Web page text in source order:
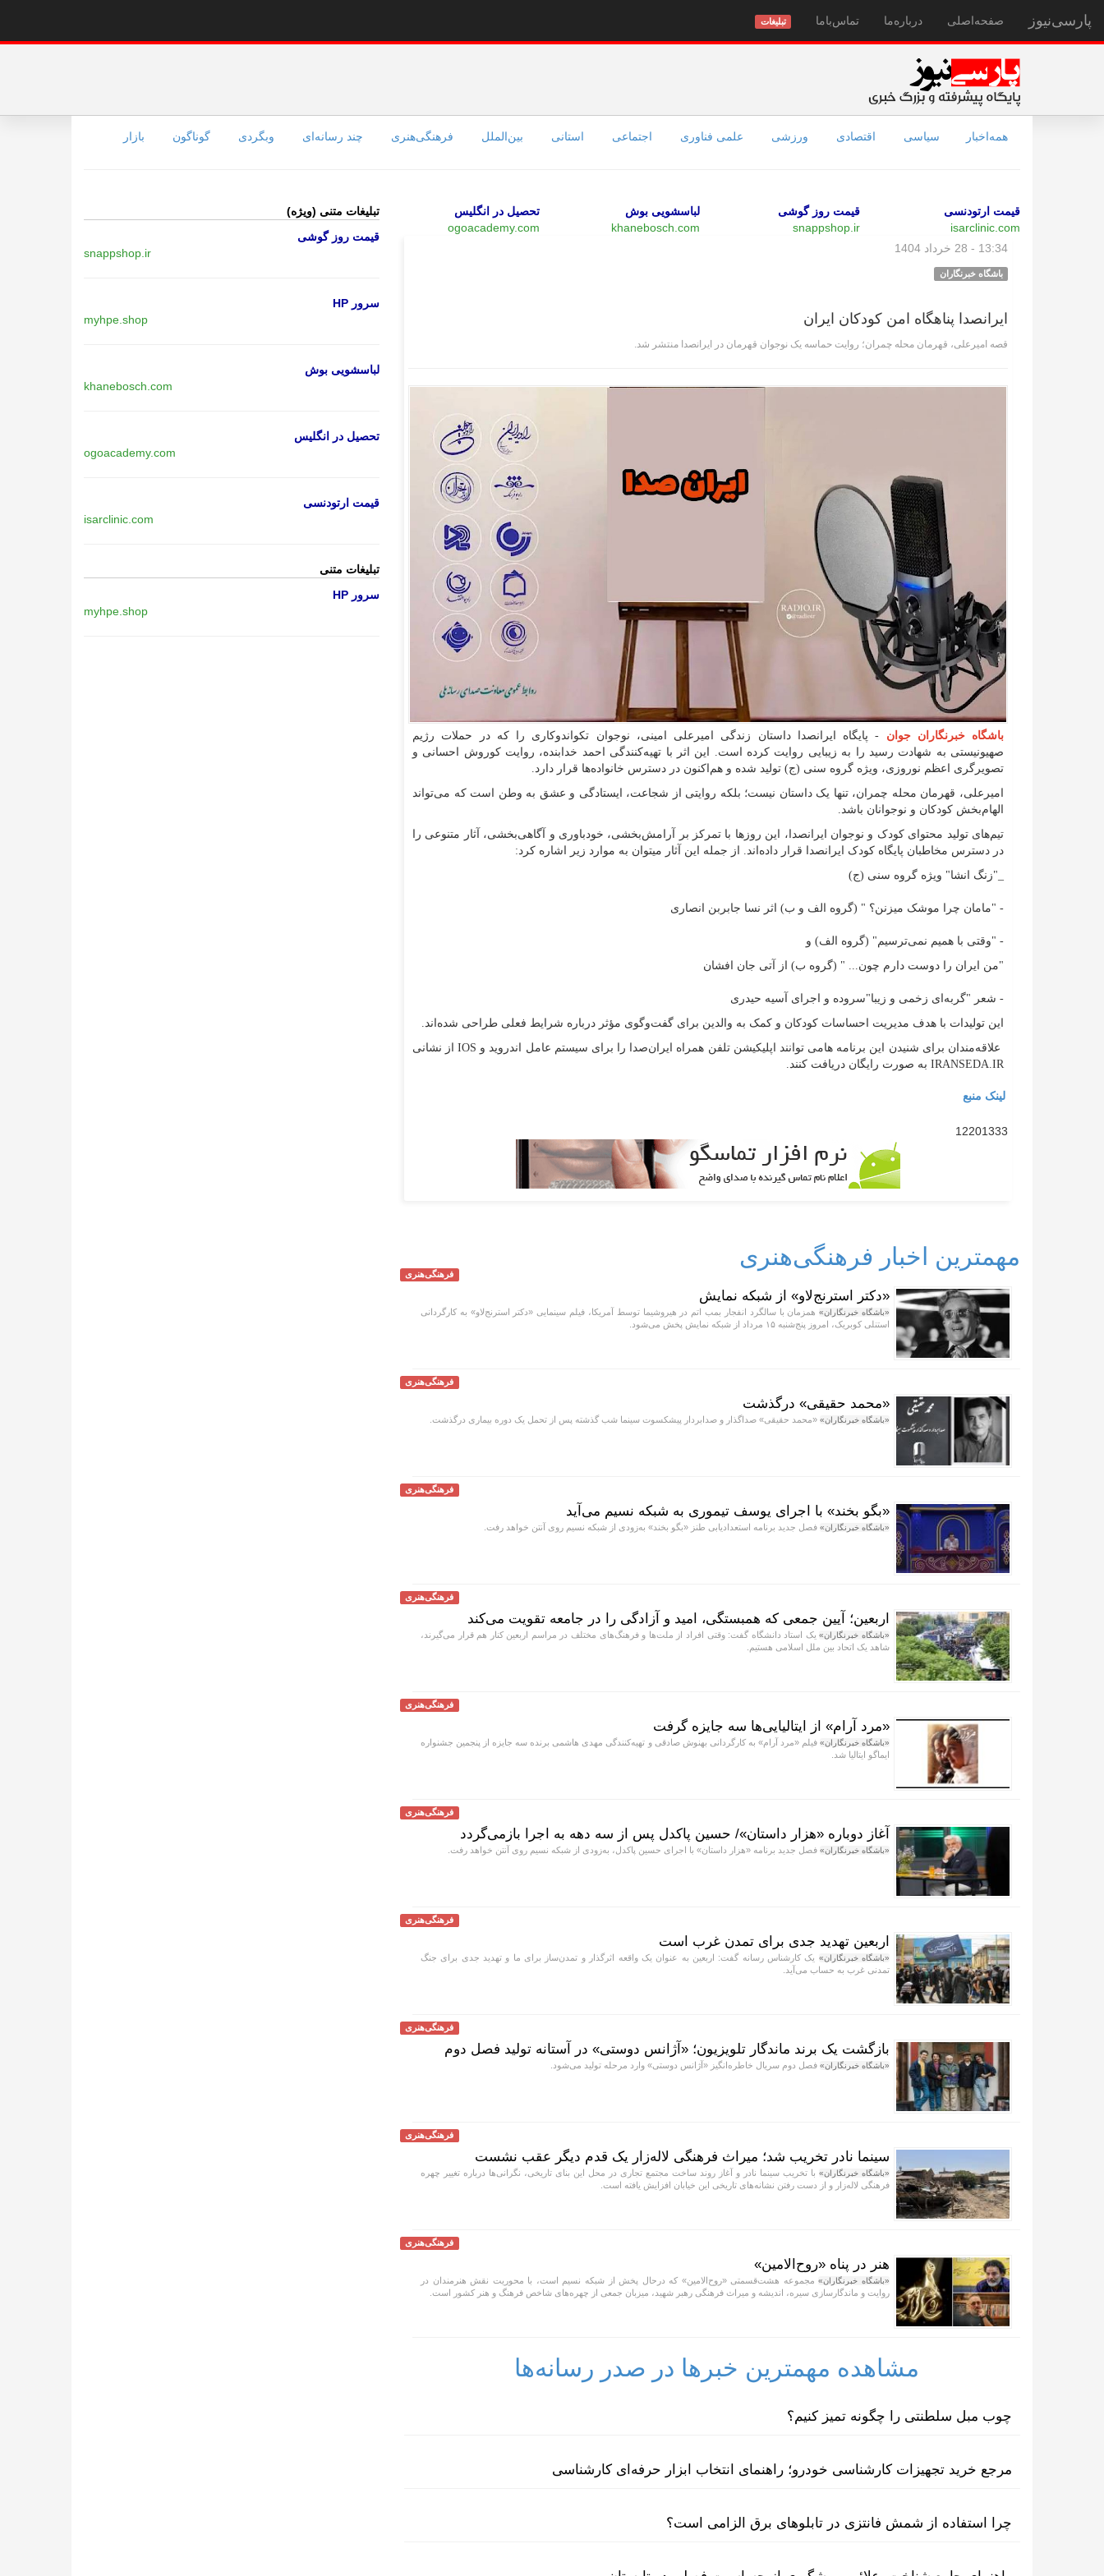
پارسی‌نیوز صفحه‌اصلی درباره‌ما تماس‌با‌ما تبلیغات
همه‌اخبار سیاسی اقتصادی ورزشی علمی فناوری اجتماعی استانی بین‌الملل فرهنگی‌هنری چند رسانه‌ای وبگردی گوناگون بازار
قیمت ارتودنسی
isarclinic.com
قیمت روز گوشی
snappshop.ir
لباسشویی بوش
khanebosch.com
تحصیل در انگلیس
ogoacademy.com
13:34 - 28 خرداد 1404
باشگاه خبرنگاران
ایرانصدا پناهگاه امن کودکان ایران
قصه امیرعلی، قهرمان محله چمران؛ روایت حماسه یک نوجوان قهرمان در ایرانصدا منتشر شد.
باشگاه خبرنگاران جوان - پایگاه ایرانصدا داستان زندگی امیرعلی امینی، نوجوان تکواندوکاری را که در حملات رژیم
صهیونیستی به شهادت رسید را به زیبایی روایت کرده است. این اثر با تهیه‌کنندگی احمد خدابنده، روایت کوروش احسانی و
تصویرگری اعظم نوروزی، ویژه گروه سنی (ج) تولید شده و هم‌اکنون در دسترس خانواده‌ها قرار دارد.
امیرعلی، قهرمان محله چمران، تنها یک داستان نیست؛ بلکه روایتی از شجاعت، ایستادگی و عشق به وطن است که می‌تواند
الهام‌بخش کودکان و نوجوانان باشد.
تیم‌های تولید محتوای کودک و نوجوان ایرانصدا، این روز‌ها با تمرکز بر آرامش‌بخشی، خودباوری و آگاهی‌بخشی، آثار متنوعی را
در دسترس مخاطبان پایگاه کودک ایرانصدا قرار داده‌اند. از جمله این آثار میتوان به موارد زیر اشاره کرد:
_"زنگ انشا" ویژه گروه سنی (ج)
- "مامان چرا موشک میزنن؟ " (گروه الف و ب) اثر نسا جابربن انصاری
- "وقتی با همیم نمی‌ترسیم" (گروه الف) و
"من ایران را دوست دارم چون... " (گروه ب) از آتی جان افشان
- شعر "گربه‌ای زخمی و زیبا"سروده و اجرای آسیه حیدری
این تولیدات با هدف مدیریت احساسات کودکان و کمک به والدین برای گفت‌وگوی مؤثر درباره شرایط فعلی طراحی شده‌اند.
علاقه‌مندان برای شنیدن این برنامه هامی توانند اپلیکیشن تلفن همراه ایران‌صدا را برای سیستم عامل اندروید و IOS از نشانی
IRANSEDA.IR به صورت رایگان دریافت کنند.
لینک منبع
12201333
مهمترین اخبار فرهنگی‌هنری
فرهنگی‌هنری
«دکتر استرنج‌لاو» از شبکه نمایش
«باشگاه خبرنگاران»همزمان با سالگرد انفجار بمب اتم در هیروشیما توسط آمریکا، فیلم سینمایی «دکتر استرنج‌لاو» به کارگردانی
استنلی کوبریک، امروز پنج‌شنبه ۱۵ مرداد از شبکه نمایش پخش می‌شود.
فرهنگی‌هنری
«محمد حقیقی» درگذشت
«باشگاه خبرنگاران» «محمد حقیقی» صداگذار و صدابردار پیشکسوت سینما شب گذشته پس از تحمل یک دوره بیماری درگذشت.
فرهنگی‌هنری
«بگو بخند» با اجرای یوسف تیموری به شبکه نسیم می‌آید
«باشگاه خبرنگاران» فصل جدید برنامه استعدادیابی طنز «بگو بخند» به‌زودی از شبکه نسیم روی آنتن خواهد رفت.
فرهنگی‌هنری
اربعین؛ آیین جمعی که همبستگی، امید و آزادگی را در جامعه تقویت می‌کند
«باشگاه خبرنگاران»یک استاد دانشگاه گفت: وقتی افراد از ملت‌ها و فرهنگ‌های مختلف در مراسم اربعین کنار هم قرار می‌گیرند،
شاهد یک اتحاد بین ملل اسلامی هستیم.
فرهنگی‌هنری
«مرد آرام» از ایتالیایی‌ها سه جایزه گرفت
«باشگاه خبرنگاران» فیلم «مرد آرام» به کارگردانی بهنوش صادقی و تهیه‌کنندگی مهدی هاشمی برنده سه جایزه از پنجمین جشنواره
ایماگو ایتالیا شد.
فرهنگی‌هنری
آغاز دوباره «هزار داستان»/ حسین پاکدل پس از سه دهه به اجرا بازمی‌گردد
«باشگاه خبرنگاران» فصل جدید برنامه «هزار داستان» با اجرای حسین پاکدل، به‌زودی از شبکه نسیم روی آنتن خواهد رفت.
فرهنگی‌هنری
اربعین تهدید جدی برای تمدن غرب است
«باشگاه خبرنگاران» یک کارشناس رسانه گفت: اربعین به عنوان یک واقعه اثرگذار و تمدن‌ساز برای ما و تهدید جدی برای جنگ
تمدنی غرب به حساب می‌آید.
فرهنگی‌هنری
بازگشت یک برند ماندگار تلویزیون؛ «آژانس دوستی» در آستانه تولید فصل دوم
«باشگاه خبرنگاران» فصل دوم سریال خاطره‌انگیز «آژانس دوستی» وارد مرحله تولید می‌شود.
فرهنگی‌هنری
سینما نادر تخریب شد؛ میراث فرهنگی لاله‌زار یک قدم دیگر عقب نشست
«باشگاه خبرنگاران» با تخریب سینما نادر و آغاز روند ساخت مجتمع تجاری در محل این بنای تاریخی، نگرانی‌ها درباره تغییر چهره
فرهنگی لاله‌زار و از دست رفتن نشانه‌های تاریخی این خیابان افزایش یافته است.
فرهنگی‌هنری
هنر در پناه «روح‌الامین»
«باشگاه خبرنگاران»مجموعه هشت‌قسمتی «روح‌الامین» که درحال پخش از شبکه نسیم است، با محوریت نقش هنرمندان در
روایت و ماندگارسازی سیره، اندیشه و میراث فرهنگی رهبر شهید، میزبان جمعی از چهره‌های شاخص فرهنگ و هنر کشور است.
مشاهده مهمترین خبرها در صدر رسانه‌ها
چوب مبل سلطنتی را چگونه تمیز کنیم؟
مرجع خرید تجهیزات کارشناسی خودرو؛ راهنمای انتخاب ابزار حرفه‌ای کارشناسی
چرا استفاده از شمش فانتزی در تابلوهای برق الزامی است؟
تبلیغات متنی (ویژه)
قیمت روز گوشی
snappshop.ir
سرور HP
myhpe.shop
لباسشویی بوش
khanebosch.com
تحصیل در انگلیس
ogoacademy.com
قیمت ارتودنسی
isarclinic.com
تبلیغات متنی
سرور HP
myhpe.shop